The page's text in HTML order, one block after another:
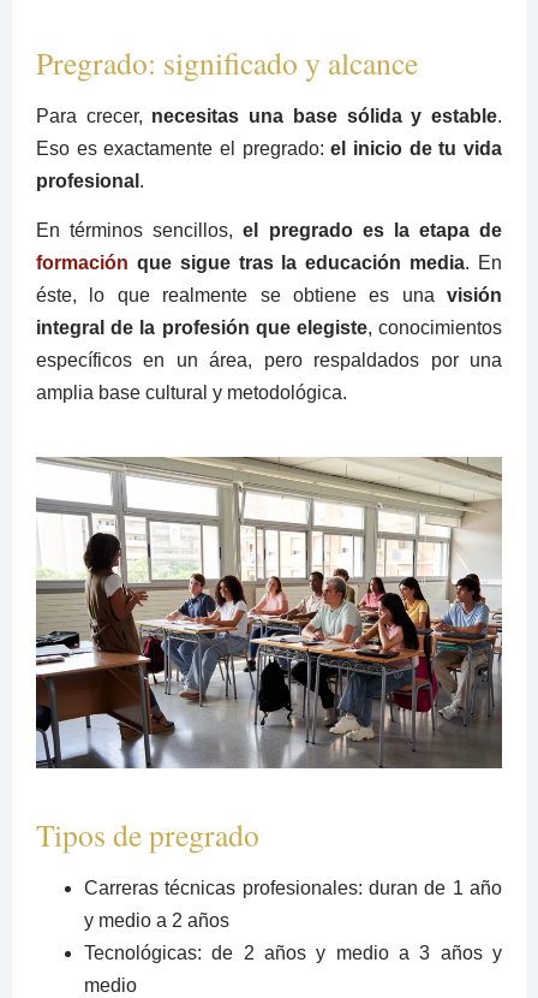
Pregrado: significado y alcance
Para crecer, necesitas una base sólida y estable.
Eso es exactamente el pregrado:el inicio de tu vida
profesional .
En términos sencillos,el pregrado es la etapa de
formación que sigue tras la educación media. En
éste, lo que realmente se obtiene es una visión
integral de la profesión que elegiste, conocimientos
específicos en un área, pero respaldados por una
amplia base cultural y metodológica.
Tipos de pregrado
Carreras técnicas profesionales: duran de 1 año
y medio a 2 años
Tecnológicas: de 2 años y medio a 3 años y
medio